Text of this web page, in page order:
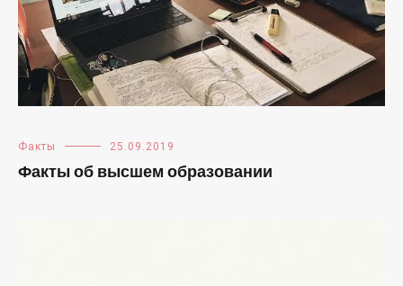
Факты 25.09.2019
Факты об высшем образовании